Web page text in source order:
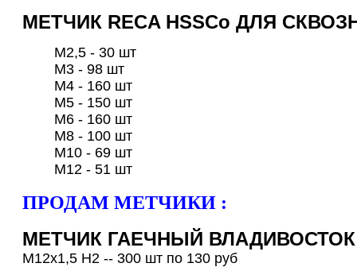
МЕТЧИК RECA HSSCo ДЛЯ
M2,5 - 30 шт
М3 - 98 шт
M4 - 160 шт
М5 - 150 шт
М6 - 160 шт
М8 - 100 шт
М10 - 69 шт
М12 - 51 шт
ПРОДАМ МЕТЧИКИ :
МЕТЧИК ГАЕЧНЫЙ ВЛАДИВОСТОК
М12х1,5 Н2 -- 300 шт по 130 руб